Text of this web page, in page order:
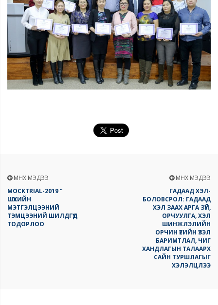
ӨМНӨХ МЭДЭЭ
MOCKTRIAL-2019 ”
ШҮҮХИЙН
МЭТГЭЛЦЭЭНИЙ
ТЭМЦЭЭНИЙ ШИЛДГҮҮД
ТОДОРЛОО
ӨМНӨХ МЭДЭЭ
ГАДААД ХЭЛ-
БОЛОВСРОЛ: ГАДААД
ХЭЛ ЗААХ АРГА ЗҮЙ,
ОРЧУУЛГА, ХЭЛ
ШИНЖЛЭЛИЙН
ОРЧИН ҮЕИЙН ҮЗЭЛ
БАРИМТЛАЛ, ЧИГ
ХАНДЛАГЫН ТАЛААРХ
САЙН ТУРШЛАГЫГ
ХЭЛЭЛЦЛЭЭ